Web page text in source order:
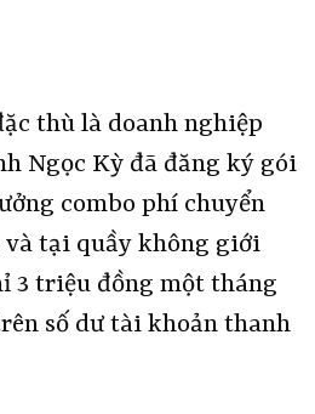
thù là doanh nghiệp
Ngọc Kỳ đã đăng ký gói
combo phí chuyển
tại quầy không giới
3 triệu đồng một tháng
số dư tài khoản thanh